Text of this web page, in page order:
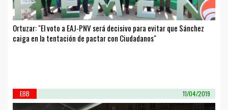
Ortuzar: "El voto a EAJ-PNV será decisivo para evitar que Sánchez
caiga en la tentación de pactar con Ciudadanos"
EBB 11/04/2019